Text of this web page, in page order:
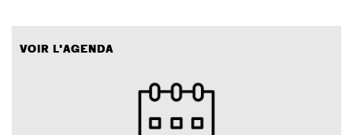
VOIR L'AGENDA